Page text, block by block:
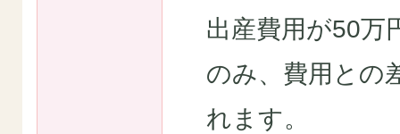
出産費用が50万
のみ、費用との
れます。